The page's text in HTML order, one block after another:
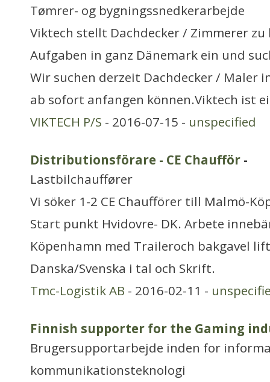
Tømrer- og bygningssnedkerarbejde
Viktech stellt Dachdecker / Zimmerer
Aufgaben in ganz Dänemark ein und
Wir suchen derzeit Dachdecker / Maler
ab sofort anfangen können.Viktech ist
VIKTECH P/S - 2016-07-15 - unspecified
Distributionsförare - CE Chaufför -
Lastbilchauffører
Vi söker 1-2 CE Chaufförer till Malmö-
Start punkt Hvidovre- DK. Arbete
Köpenhamn med Traileroch bakgavel
Danska/Svenska i tal och Skrift.
Tmc-Logistik AB - 2016-02-11 -
Finnish supporter for the Gaming
Brugersupportarbejde inden for
kommunikationsteknologi